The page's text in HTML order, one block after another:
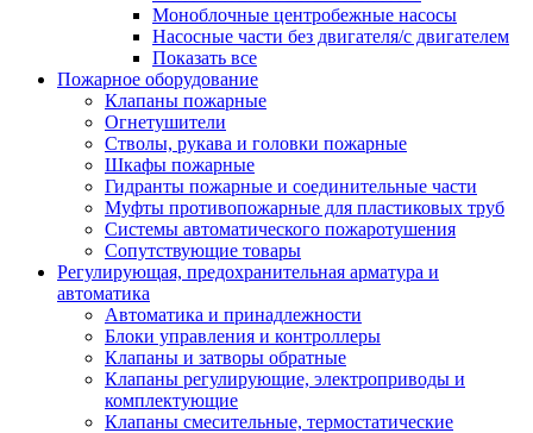
Моноблочные центробежные насосы
Насосные части без двигателя/с двигателем
Показать все
Пожарное оборудование
Клапаны пожарные
Огнетушители
Стволы, рукава и головки пожарные
Шкафы пожарные
Гидранты пожарные и соединительные части
Муфты противопожарные для пластиковых труб
Системы автоматического пожаротушения
Сопутствующие товары
Регулирующая, предохранительная арматура и
автоматика
Автоматика и принадлежности
Блоки управления и контроллеры
Клапаны и затворы обратные
Клапаны регулирующие, электроприводы и
комплектующие
Клапаны смесительные, термостатические